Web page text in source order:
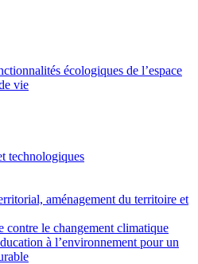
écologiques de l’espace
vie
technologiques
aménagement du territoire et
contre le changement climatique
à l’environnement pour un